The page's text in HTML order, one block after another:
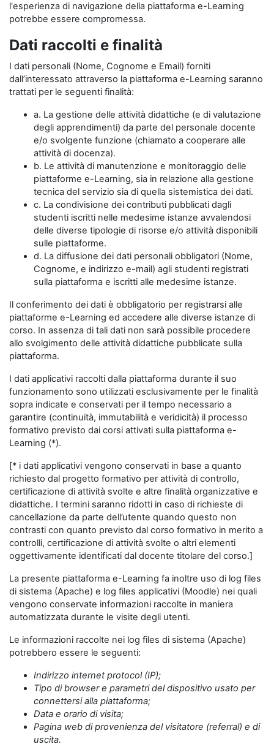
l'esperienza di navigazione della piattaforma e-Learning
potrebbe essere compromessa.
Dati raccolti e finalità
I dati personali (Nome, Cognome e Email) forniti
dall’interessato attraverso la piattaforma e-Learning saranno
trattati per le seguenti finalità:
a. La gestione delle attività didattiche (e di valutazione
degli apprendimenti) da parte del personale docente
e/o svolgente funzione (chiamato a cooperare alle
attività di docenza).
b. Le attività di manutenzione e monitoraggio delle
piattaforme e-Learning, sia in relazione alla gestione
tecnica del servizio sia di quella sistemistica dei dati.
c. La condivisione dei contributi pubblicati dagli
studenti iscritti nelle medesime istanze avvalendosi
delle diverse tipologie di risorse e/o attività disponibili
sulle piattaforme.
d. La diffusione dei dati personali obbligatori (Nome,
Cognome, e indirizzo e-mail) agli studenti registrati
sulla piattaforma e iscritti alle medesime istanze.
Il conferimento dei dati è obbligatorio per registrarsi alle
piattaforme e-Learning ed accedere alle diverse istanze di
corso. In assenza di tali dati non sarà possibile procedere
allo svolgimento delle attività didattiche pubblicate sulla
piattaforma.
I dati applicativi raccolti dalla piattaforma durante il suo
funzionamento sono utilizzati esclusivamente per le finalità
sopra indicate e conservati per il tempo necessario a
garantire (continuità, immutabilità e veridicità) il processo
formativo previsto dai corsi attivati sulla piattaforma e-
Learning (*).
[* i dati applicativi vengono conservati in base a quanto
richiesto dal progetto formativo per attività di controllo,
certificazione di attività svolte e altre finalità organizzative e
didattiche. I termini saranno ridotti in caso di richieste di
cancellazione da parte dell’utente quando questo non
contrasti con quanto previsto dal corso formativo in merito a
controlli, certificazione di attività svolte o altri elementi
oggettivamente identificati dal docente titolare del corso.]
La presente piattaforma e-Learning fa inoltre uso di log files
di sistema (Apache) e log files applicativi (Moodle) nei quali
vengono conservate informazioni raccolte in maniera
automatizzata durante le visite degli utenti.
Le informazioni raccolte nei log files di sistema (Apache)
potrebbero essere le seguenti:
Indirizzo internet protocol (IP);
Tipo di browser e parametri del dispositivo usato per
connettersi alla piattaforma;
Data e orario di visita;
Pagina web di provenienza del visitatore (referral) e di
uscita.